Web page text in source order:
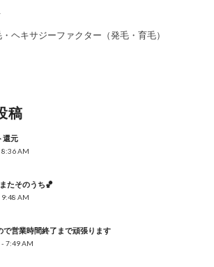
ヘキサジーファクター（発毛・育毛）
稿
還元
8:36 AM
たそのうち🏀
9:48 AM
で営業時間終了まで頑張ります
7:49 AM